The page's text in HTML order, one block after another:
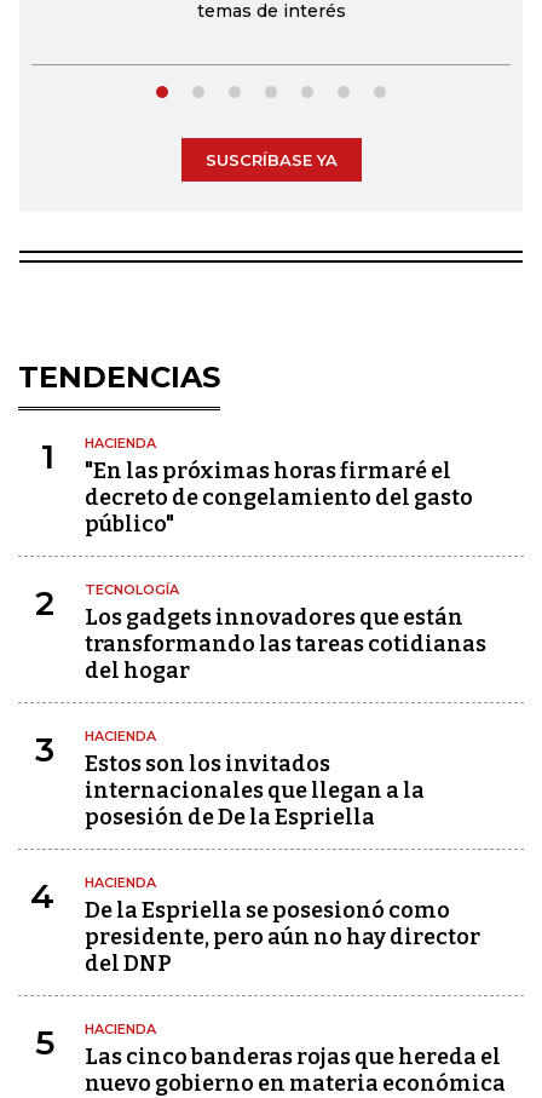
temas de interés
SUSCRÍBASE YA
TENDENCIAS
1 HACIENDA
"En las próximas horas firmaré el
decreto de congelamiento del gasto
público"
2 TECNOLOGÍA
Los gadgets innovadores que están
transformando las tareas cotidianas
del hogar
3 HACIENDA
Estos son los invitados
internacionales que llegan a la
posesión de De la Espriella
4 HACIENDA
De la Espriella se posesionó como
presidente, pero aún no hay director
del DNP
5 HACIENDA
Las cinco banderas rojas que hereda el
nuevo gobierno en materia económica